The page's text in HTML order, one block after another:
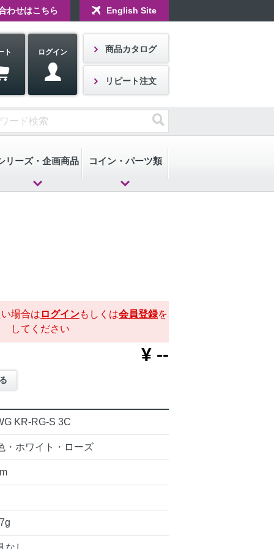
わせはこちら English Site
ト ログイン 商品カタログ
リピート注文
リーズ・企画商品 コイン・パーツ類
場合は ログインもしくは会員登録を
してください
¥ --
KR-RG-S 3C
・ホワイト・ローズ